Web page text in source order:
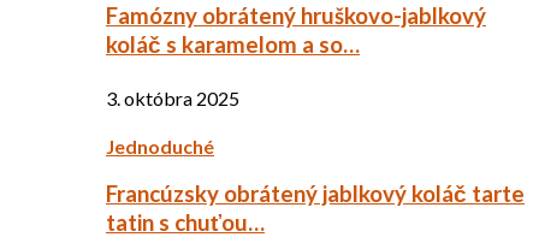
Famózny obrátený hruškovo-jablkový
koláč s karamelom a so…
3. októbra 2025
Jednoduché
Francúzsky obrátený jablkový koláč tarte
tatin s chuťou…